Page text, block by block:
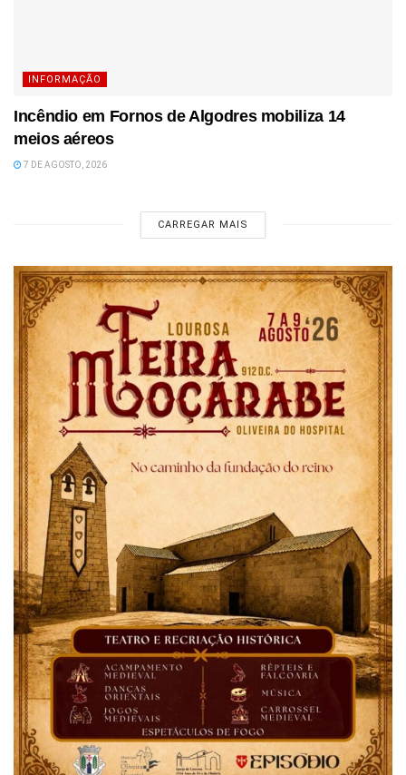
INFORMAÇÃO
Incêndio em Fornos de Algodres mobiliza 14
meios aéreos
7 DE AGOSTO, 2026
CARREGAR MAIS